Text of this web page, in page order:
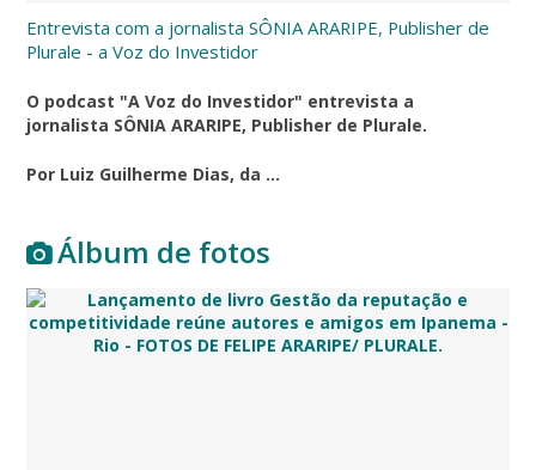
Entrevista com a jornalista SÔNIA ARARIPE, Publisher de
Plurale - a Voz do Investidor
O podcast "A Voz do Investidor" entrevista a
jornalista SÔNIA ARARIPE, Publisher de Plurale.
Por Luiz Guilherme Dias, da ...
Álbum de fotos